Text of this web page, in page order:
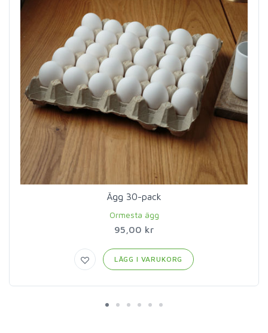
Ägg 30-pack
Ormesta ägg
95,00 kr
LÄGG I VARUKORG